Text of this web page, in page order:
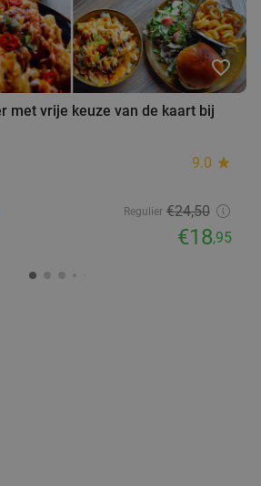
favorite_border
met vrije keuze van de kaart bij
9.0 star
Regulier €24,50
€18,95